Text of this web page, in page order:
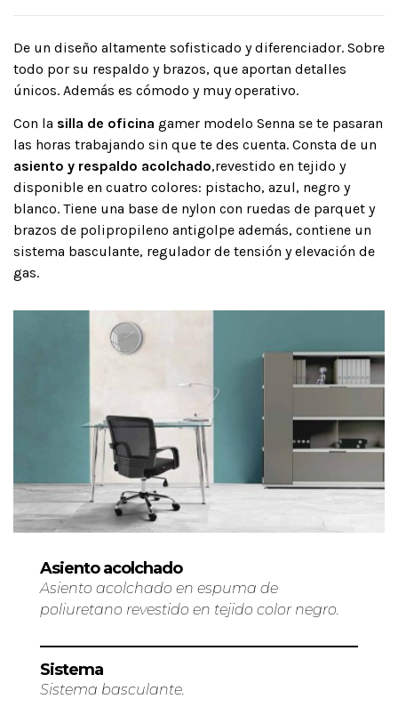
De un diseño altamente sofisticado y diferenciador. Sobre
todo por su respaldo y brazos, que aportan detalles
únicos. Además es cómodo y muy operativo.
Con la silla de oficina gamer modelo Senna se te pasaran
las horas trabajando sin que te des cuenta. Consta de un
asiento y respaldo acolchado,revestido en tejido y
disponible en cuatro colores: pistacho, azul, negro y
blanco. Tiene una base de nylon con ruedas de parquet y
brazos de polipropileno antigolpe además, contiene un
sistema basculante, regulador de tensión y elevación de
gas.
Asiento acolchado
Asiento acolchado en espuma de
poliuretano revestido en tejido color negro.
Sistema
Sistema basculante.